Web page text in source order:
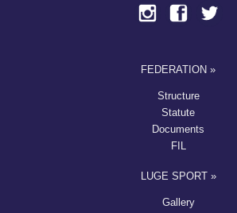
FEDERATION »
Structure
Statute
Documents
FIL
LUGE SPORT »
Gallery